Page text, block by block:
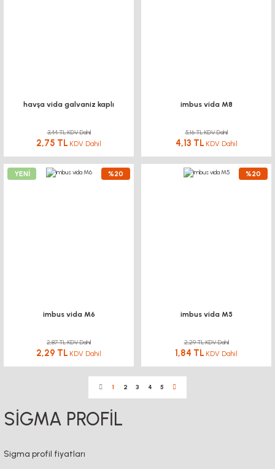
havşa vida galvaniz kaplı
3,44 TL KDV Dahil
2,75 TL KDV Dahil
imbus vida M8
5,16 TL KDV Dahil
4,13 TL KDV Dahil
YENİ %20
imbus vida M6
2,87 TL KDV Dahil
2,29 TL KDV Dahil
%20
imbus vida M5
2,29 TL KDV Dahil
1,84 TL KDV Dahil
1 2 3 4 5
SİGMA PROFİL
Sigma profil fiyatları